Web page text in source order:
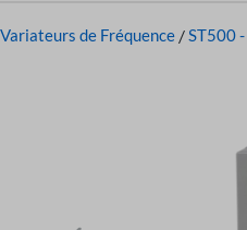
Variateurs de Fréquence /ST500